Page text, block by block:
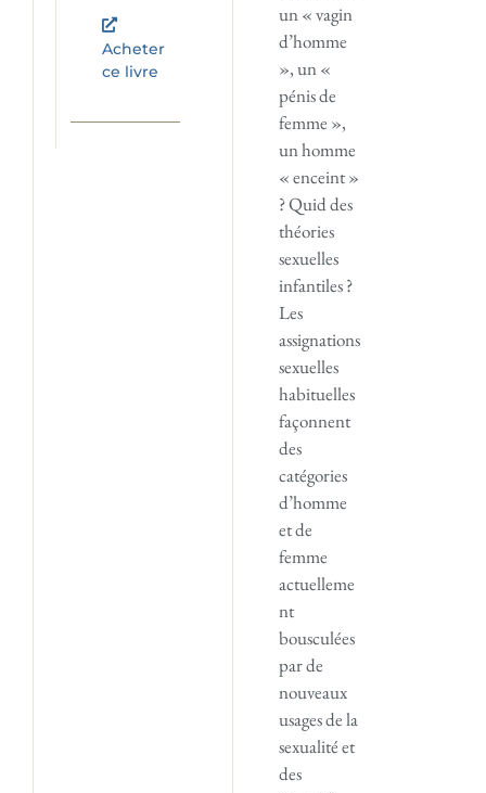
Acheter
ce livre
un « vagin
d’homme
», un «
pénis de
femme »,
un homme
« enceint »
? Quid des
théories
sexuelles
infantiles ?
Les
assignations
sexuelles
habituelles
façonnent
des
catégories
d’homme
et de
femme
actuelleme
nt
bousculées
par de
nouveaux
usages de la
sexualité et
des